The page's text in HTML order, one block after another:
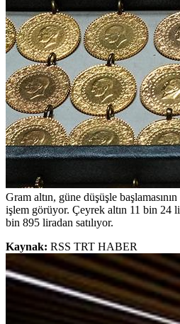
Gram altın, güne düşüşle
işlem görüyor. Çeyrek altın 11 bin 24
bin 895 liradan satılıyor.
Kaynak: RSS TRT HABER